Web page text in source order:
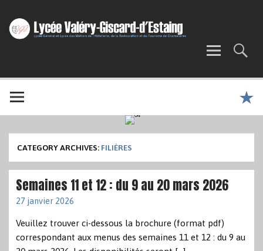
CATEGORY ARCHIVES: FILIÈRES
Semaines 11 et 12 : du 9 au 20 mars 2026
27 janvier 2026
Veuillez trouver ci-dessous la brochure (format pdf)
correspondant aux menus des semaines 11 et 12 : du 9 au